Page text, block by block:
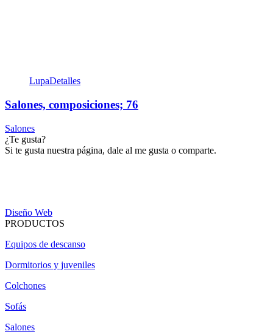
LupaDetalles
Salones, composiciones; 76
Salones
¿Te gusta?
Si te gusta nuestra página, dale al me gusta o comparte.
Diseño Web
PRODUCTOS
Equipos de descanso
Dormitorios y juveniles
Colchones
Sofás
Salones